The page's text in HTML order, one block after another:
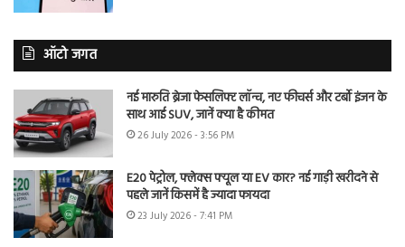
ऑटो जगत
नई मारुति ब्रेजा फेसलिफ्ट लॉन्च, नए फीचर्स और टर्बो इंजन के
साथ आई SUV, जानें क्या है कीमत
26 July 2026 - 3:56 PM
E20 पेट्रोल, फ्लेक्स फ्यूल या EV कार? नई गाड़ी खरीदने से
पहले जानें किसमें है ज्यादा फायदा
23 July 2026 - 7:41 PM